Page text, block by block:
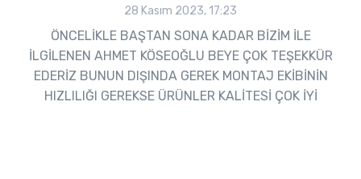
28 Kasım 2023, 17:23
ÖNCELİKLE BAŞTAN SONA KADAR BİZİM İLE
İLGİLENEN AHMET KÖSEOĞLU BEYE ÇOK TEŞEKKÜR
EDERİZ BUNUN DIŞINDA GEREK MONTAJ EKİBİNİN
HIZLILIĞI GEREKSE ÜRÜNLER KALİTESİ ÇOK İYİ